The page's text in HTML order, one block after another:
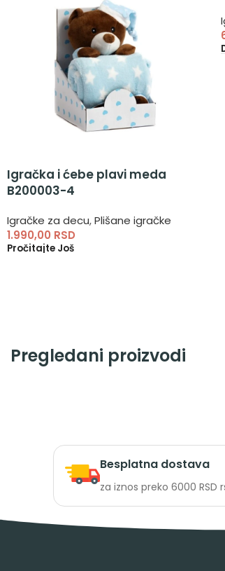
Igračka i ćebe plavi meda
B200003-4
Igračke za decu,Plišane igračke
1.990,00 RSD
Pročitajte Još
Pregledani proizvodi
Besplatna dostava
za iznos preko 6000 RSD